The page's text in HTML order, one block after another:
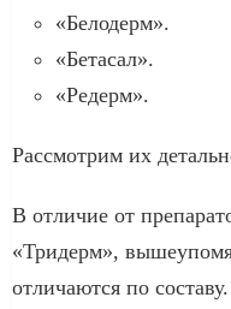
«Белодерм».
«Бетасал».
«Редерм».
Рассмотрим их
В отличие от
«Тридерм»,
отличаются по